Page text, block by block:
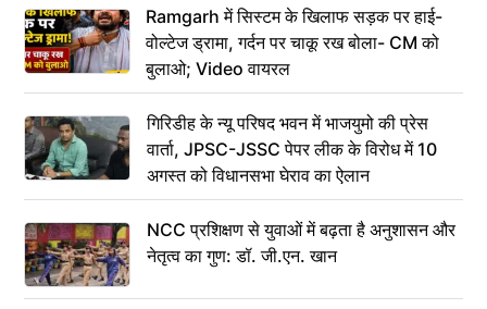
Ramgarh में सिस्टम के खिलाफ सड़क पर हाई-
वोल्टेज ड्रामा, गर्दन पर चाकू रख बोला- CM को
बुलाओ; Video वायरल
गिरिडीह के न्यू परिषद भवन में भाजयुमो की प्रेस
वार्ता, JPSC-JSSC पेपर लीक के विरोध में 10
अगस्त को विधानसभा घेराव का ऐलान
NCC प्रशिक्षण से युवाओं में बढ़ता है अनुशासन और
नेतृत्व का गुण: डॉ. जी.एन. खान